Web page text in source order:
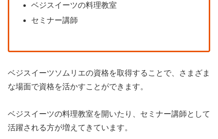
ベジスイーツの料理教室
セミナー講師
ベジスイーツソムリエの資格を取得することで、さまざま
な場面で資格を活かすことができます。
ベジスイーツの料理教室を開いたり、セミナー講師として
活躍される方が増えてきています。